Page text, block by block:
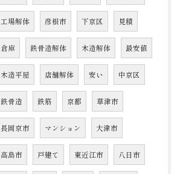
工場解体 彦根市 下京区 見積
倉庫 鉄骨造解体 木造解体 最安値
木造平屋 店舗解体 安い 中京区
鉄骨造 鉄筋 京都 草津市
長岡京市 マンション 大津市
高島市 戸建て 東近江市 八日市